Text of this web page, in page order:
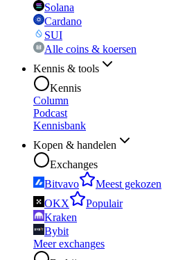
Solana
Cardano
SUI
Alle coins & koersen
Kennis & tools
Kennis
Column
Podcast
Kennisbank
Kopen & handelen
Exchanges
Bitvavo
Meest gekozen
OKX
Populair
Kraken
Bybit
Meer exchanges